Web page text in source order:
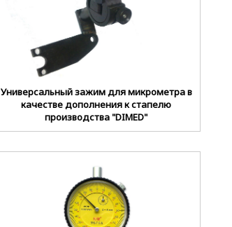
Универсальный зажим для микрометра в
качестве дополнения к стапелю
производства "DIMED"